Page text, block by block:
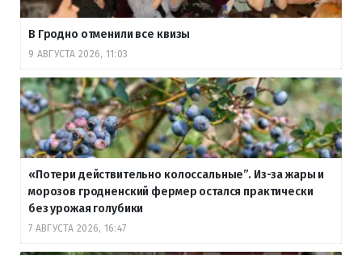
В Гродно отменили все квизы
9 АВГУСТА 2026, 11:03
«Потери действительно колоссальные”. Из-за жары и
морозов гродненский фермер остался практически
без урожая голубики
7 АВГУСТА 2026, 16:47